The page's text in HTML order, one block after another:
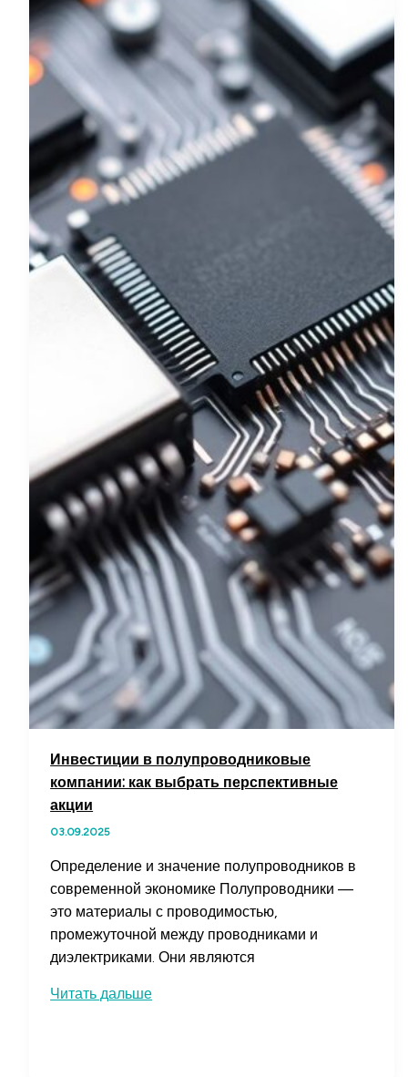
Инвестиции в полупроводниковые
компании: как выбрать перспективные
акции
03.09.2025
Определение и значение полупроводников в
современной экономике Полупроводники —
это материалы с проводимостью,
промежуточной между проводниками и
диэлектриками. Они являются
Инвестиции
Читать дальше